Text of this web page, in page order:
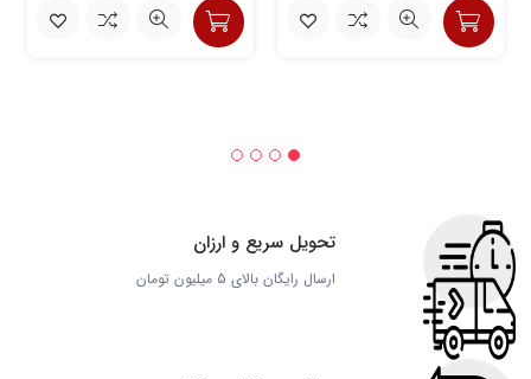
تحویل سریع و ارزان
ارسال رایگان بالای 5 میلیون تومان